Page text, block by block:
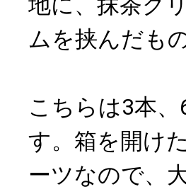
ムを挟んだも
こちらは3本
す。箱を開け
ーツなので、